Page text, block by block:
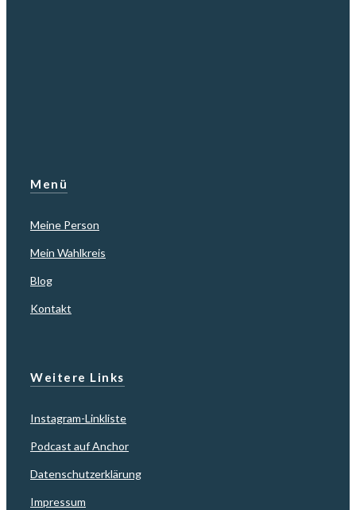
Menü
Meine Person
Mein Wahlkreis
Blog
Kontakt
Weitere Links
Instagram-Linkliste
Podcast auf Anchor
Datenschutzerklärung
Impressum